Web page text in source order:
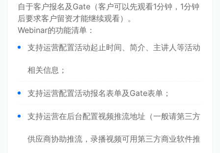
自于客户报名及Gate（客户可以先观看1分钟，1分钟
后要求客户留资才能继续观看）。
Webinar的功能清单：
支持运营配置活动起止时间、简介、主讲人等活动
相关信息；
支持运营配置活动报名表单及Gate表单；
支持运营在后台配置视频推流地址（一般请第三方
供应商协助推流，录播视频可用第三方商业软件推